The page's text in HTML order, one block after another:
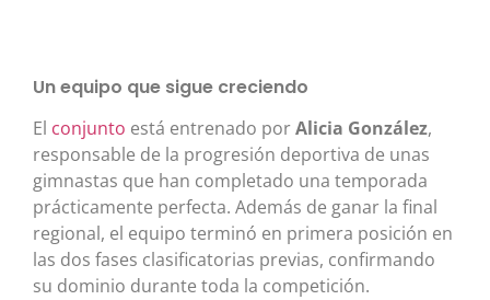
Un equipo que sigue creciendo
El conjunto está entrenado porAlicia González,
responsable de la progresión deportiva de unas
gimnastas que han completado una temporada
prácticamente perfecta. Además de ganar la final
regional, el equipo terminó en primera posición en
las dos fases clasificatorias previas, confirmando
su dominio durante toda la competición.